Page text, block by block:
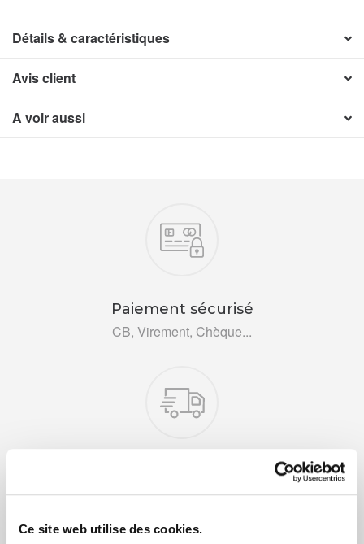
Ce site web utilise des cookies.
Détails & caractéristiques
Avis client
A voir aussi
Paiement sécurisé
CB, Virement, Chèque...
Via DPD ou colissimo